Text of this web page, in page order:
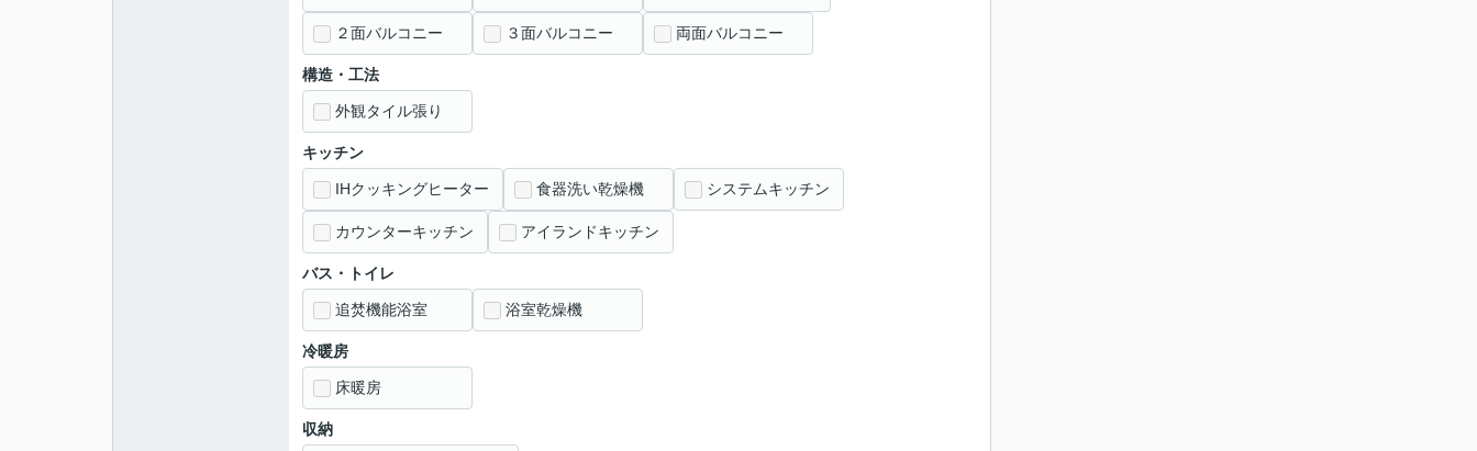
２面バルコニー ３面バルコニー 両面バルコニー
構造・工法
外観タイル張り
キッチン
IHクッキングヒーター 食器洗い乾燥機 システムキッチン
カウンターキッチン アイランドキッチン
バス・トイレ
追焚機能浴室 浴室乾燥機
冷暖房
床暖房
収納